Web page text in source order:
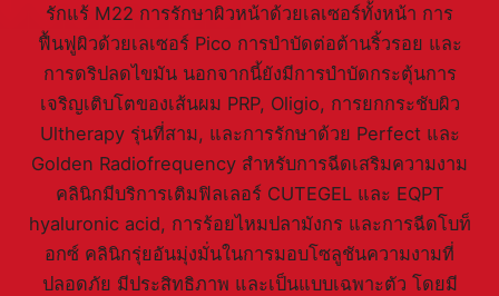
รักแร้ M22 การรักษาผิวหน้าด้วยเลเซอร์ทั้งหน้า การ
ฟื้นฟูผิวด้วยเลเซอร์ Pico การบำบัดต่อต้านริ้วรอย และ
การดริปลดไขมัน นอกจากนี้ยังมีการบำบัดกระตุ้นการ
เจริญเติบโตของเส้นผม PRP, Oligio, การยกกระชับผิว
Ultherapy รุ่นที่สาม, และการรักษาด้วย Perfect และ
Golden Radiofrequency สำหรับการฉีดเสริมความงาม
คลินิกมีบริการเติมฟิลเลอร์ CUTEGEL และ EQPT
hyaluronic acid, การร้อยไหมปลามังกร และการฉีดโบท็
อกซ์ คลินิกรุ่ยอันมุ่งมั่นในการมอบโซลูชันความงามที่
ปลอดภัย มีประสิทธิภาพ และเป็นแบบเฉพาะตัว โดยมี